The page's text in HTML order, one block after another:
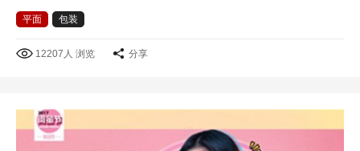
平面 包装
12207人 浏览 分享